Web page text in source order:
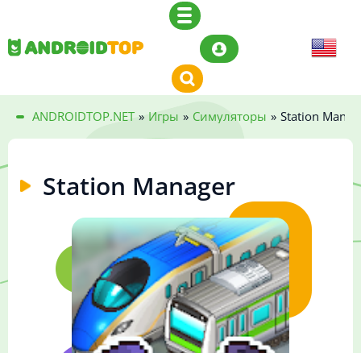
ANDROIDTOP.NET » Игры » Симуляторы » Station
Station Manager